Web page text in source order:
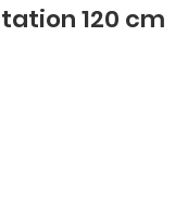
120 cm